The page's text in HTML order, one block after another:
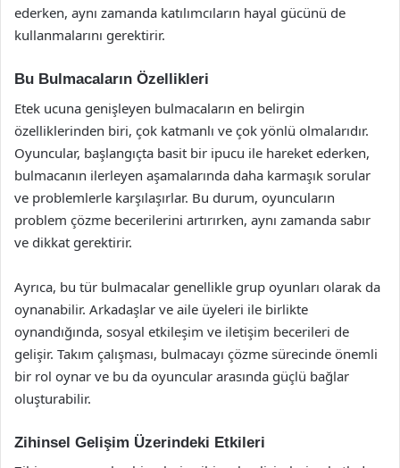
ederken, aynı zamanda katılımcıların hayal gücünü de
kullanmalarını gerektirir.
Bu Bulmacaların Özellikleri
Etek ucuna genişleyen bulmacaların en belirgin
özelliklerinden biri, çok katmanlı ve çok yönlü olmalarıdır.
Oyuncular, başlangıçta basit bir ipucu ile hareket ederken,
bulmacanın ilerleyen aşamalarında daha karmaşık sorular
ve problemlerle karşılaşırlar. Bu durum, oyuncuların
problem çözme becerilerini artırırken, aynı zamanda sabır
ve dikkat gerektirir.
Ayrıca, bu tür bulmacalar genellikle grup oyunları olarak da
oynanabilir. Arkadaşlar ve aile üyeleri ile birlikte
oynandığında, sosyal etkileşim ve iletişim becerileri de
gelişir. Takım çalışması, bulmacayı çözme sürecinde önemli
bir rol oynar ve bu da oyuncular arasında güçlü bağlar
oluşturabilir.
Zihinsel Gelişim Üzerindeki Etkileri